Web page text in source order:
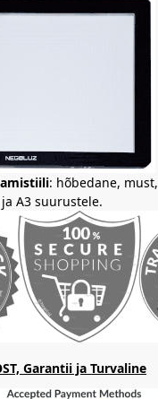
: hõbedane,
A3 suurustele.
Garantii ja Turvaline